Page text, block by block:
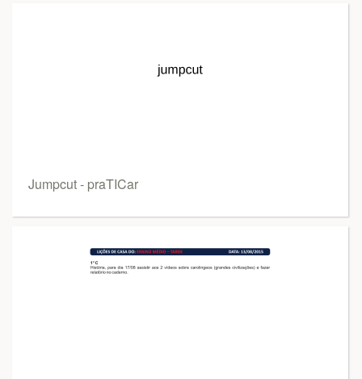
Jumpcut - praTICar